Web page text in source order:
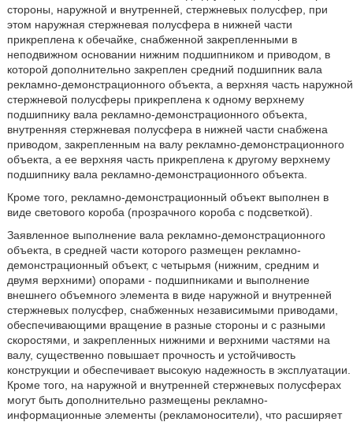
стороны, наружной и внутренней, стержневых полусфер, при
этом наружная стержневая полусфера в нижней части
прикреплена к обечайке, снабженной закрепленными в
неподвижном основании нижним подшипником и приводом, в
которой дополнительно закреплен средний подшипник вала
рекламно-демонстрационного объекта, а верхняя часть наружной
стержневой полусферы прикреплена к одному верхнему
подшипнику вала рекламно-демонстрационного объекта,
внутренняя стержневая полусфера в нижней части снабжена
приводом, закрепленным на валу рекламно-демонстрационного
объекта, а ее верхняя часть прикреплена к другому верхнему
подшипнику вала рекламно-демонстрационного объекта.
Кроме того, рекламно-демонстрационный объект выполнен в
виде светового короба (прозрачного короба с подсветкой).
Заявленное выполнение вала рекламно-демонстрационного
объекта, в средней части которого размещен рекламно-
демонстрационный объект, с четырьмя (нижним, средним и
двумя верхними) опорами - подшипниками и выполнение
внешнего объемного элемента в виде наружной и внутренней
стержневых полусфер, снабженных независимыми приводами,
обеспечивающими вращение в разные стороны и с разными
скоростями, и закрепленных нижними и верхними частями на
валу, существенно повышает прочность и устойчивость
конструкции и обеспечивает высокую надежность в эксплуатации.
Кроме того, на наружной и внутренней стержневых полусферах
могут быть дополнительно размещены рекламно-
информационные элементы (рекламоносители), что расширяет